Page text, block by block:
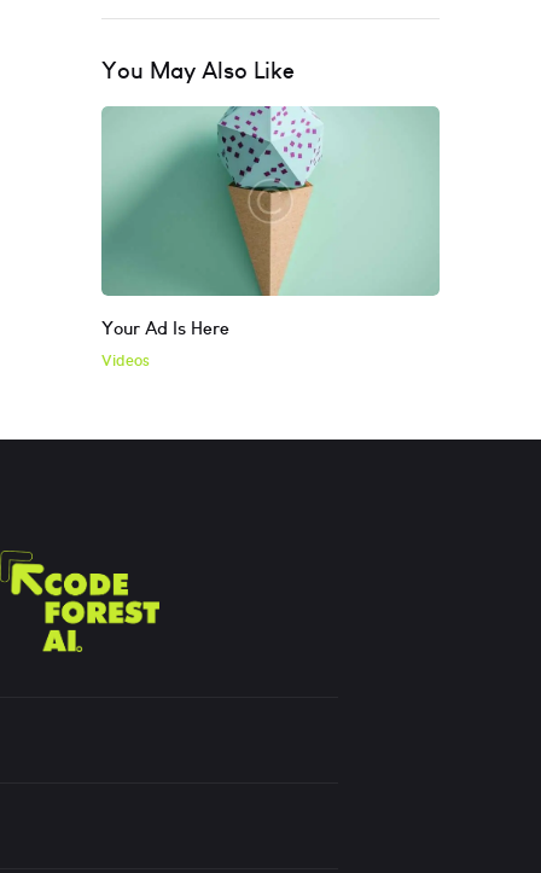
You May Also Like
Your Ad Is Here
Videos